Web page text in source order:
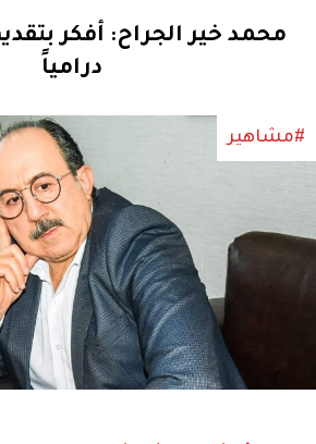
محمد خير الجراح: أفكر
درامياً
#مشاهير